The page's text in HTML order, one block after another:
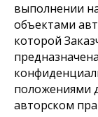
выполнении
объектами
которой
положениями
авторском